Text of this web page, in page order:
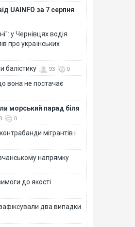
UAINFO за 7 серпня
у Чернівцях водія
про українських
балістику 93 0
вона не постачає
морський парад біля
0
мігрантів і
напрямку
до якості
два випадки